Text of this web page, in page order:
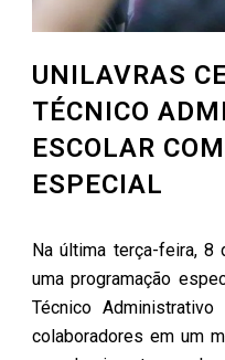
UNILAVRAS
TÉCNICO
ESCOLAR
ESPECIAL
Na última terça-feira, 8
uma programação
Técnico
colaboradores em um